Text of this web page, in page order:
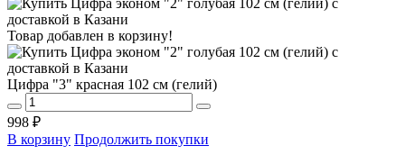
Товар добавлен в корзину!
Цифра "3" красная 102 см (гелий)
998 ₽
В корзину Продолжить покупки